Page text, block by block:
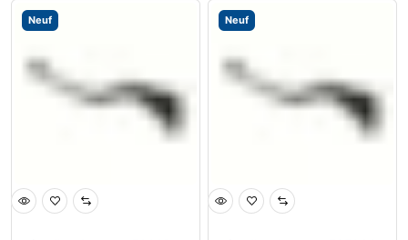
Neuf Neuf